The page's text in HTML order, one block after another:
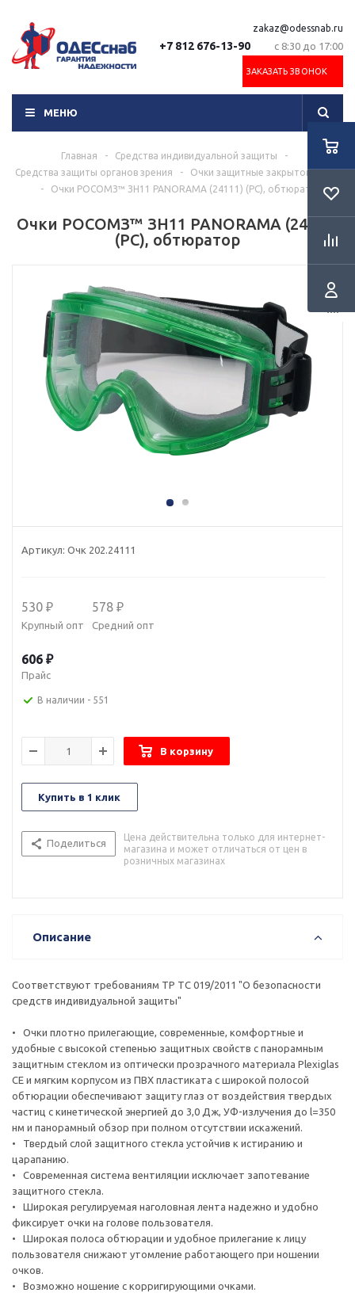
+7 812 676-13-90
zakaz@odessnab.ru
с 8:30 до 17:00
ЗАКАЗАТЬ ЗВОНОК
МЕНЮ
Главная - Средства индивидуальной защиты
-
Средства защиты органов зрения
-
Очки защитные закрытого типа
-
Очки РОСОМЗ™ ЗН11 PANORAMA (24111) (PС), обтюратор
Очки РОСОМЗ™ ЗН11 PANORAMA (24111)
(PС), обтюратор
Артикул: Очк 202.24111
530 ₽
Крупный опт
578 ₽
Средний опт
606 ₽
Прайс
В наличии - 551
В корзину
Купить в 1 клик
Поделиться
Цена действительна только для интернет-
магазина и может отличаться от цен в
розничных магазинах
Описание
Соответствуют требованиям ТР ТС 019/2011 "О безопасности
средств индивидуальной защиты"
• Очки плотно прилегающие, современные, комфортные и
удобные с высокой степенью защитных свойств с панорамным
защитным стеклом из оптически прозрачного материала Plexiglas
CE и мягким корпусом из ПВХ пластиката с широкой полосой
обтюрации обеспечивают защиту глаз от воздействия твердых
частиц с кинетической энергией до 3,0 Дж, УФ-излучения до l=350
нм и панорамный обзор при полном отсутствии искажений.
• Твердый слой защитного стекла устойчив к истиранию и
царапанию.
• Современная система вентиляции исключает запотевание
защитного стекла.
• Широкая регулируемая наголовная лента надежно и удобно
фиксирует очки на голове пользователя.
• Широкая полоса обтюрации и удобное прилегание к лицу
пользователя снижают утомление работающего при ношении
очков.
• Возможно ношение с корригирующими очками.